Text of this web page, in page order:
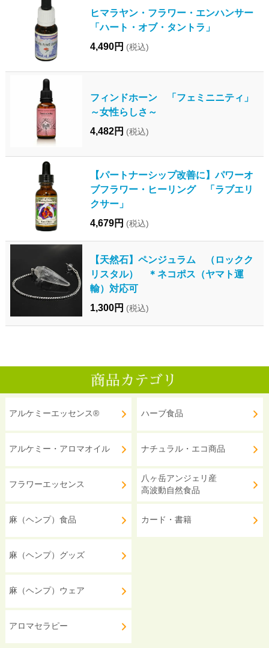
ヒマラヤン・フラワー・エンハンサー
「ハート・オブ・タントラ」
4,490円 (税込)
フィンドホーン 「フェミニニティ」
～女性らしさ～
4,482円 (税込)
【パートナーシップ改善に】パワーオ
ブフラワー・ヒーリング 「ラブエリ
クサー」
4,679円 (税込)
【天然石】ペンジュラム （ロックク
リスタル） ＊ネコポス（ヤマト運
輸）対応可
1,300円 (税込)
アルケミーエッセンス®
アルケミー・アロマオイル
フラワーエッセンス
麻（ヘンプ）食品
麻（ヘンプ）グッズ
麻（ヘンプ）ウェア
アロマセラピー
ハーブ食品
ナチュラル・エコ商品
八ヶ岳アンジェリ産
高波動自然食品
カード・書籍